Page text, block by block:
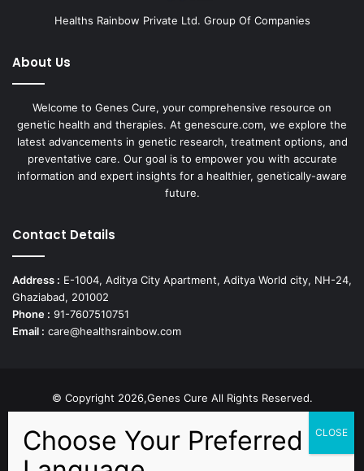
Healths Rainbow Private Ltd. Group Of Companies
About Us
Welcome to Genes Cure, your comprehensive resource on
genetic health and therapies. At genescure.com, we explore the
latest advancements in genetic research, treatment options, and
preventative care. Our goal is to empower you with accurate
information and expert insights for a healthier, genetically-aware
future.
Contact Details
Address : E-1004, Aditya City Apartment, Aditya World city, NH-24,
Ghaziabad, 201002
Phone : 91-7607510751
Email : care@healthsrainbow.com
© Copyright 2026,Genes Cure All Rights Reserved.
Facebook
X